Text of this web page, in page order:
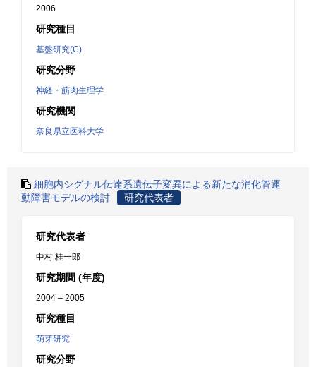
2006
研究種目
基盤研究(C)
研究分野
神経・筋肉生理学
研究機関
奈良県立医科大学
細胞内シグナル伝達系遺伝子変異による新たな消化管運
動障害モデルの検討
研究代表者
研究代表者
中村 桂一郎
研究期間 (年度)
2004 – 2005
研究種目
萌芽研究
研究分野